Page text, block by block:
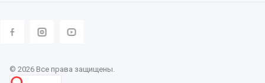
© 2026 Все права защищены.